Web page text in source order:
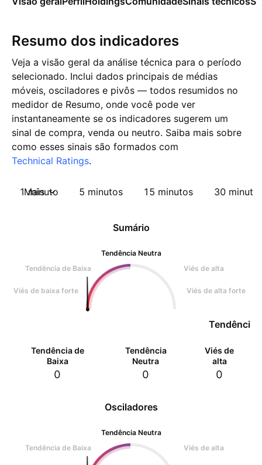
Resumo dos indicadores
Veja a visão geral da análise técnica para o período
selecionado. Inclui dados principais de médias
móveis, osciladores e pivôs — todos resumidos no
medidor de Resumo, onde você pode ver
instantaneamente se os indicadores sugerem um
sinal de compra, venda ou neutro. Saiba mais sobre
como esses sinais são formados com
Technical Ratings.
1 minuto 5 minutos 15 minutos 30
Mais
Osciladores
Tendência Neutra
Tendência de Baixa
Viés de alta
Sumário
Tendência Neutra
Tendência de Baixa
Viés de alta
Viés de baixa forte Viés de alta forte
Tendência
Tendência de
Baixa
0
Tendência
Neutra
0
Viés de
alta
0